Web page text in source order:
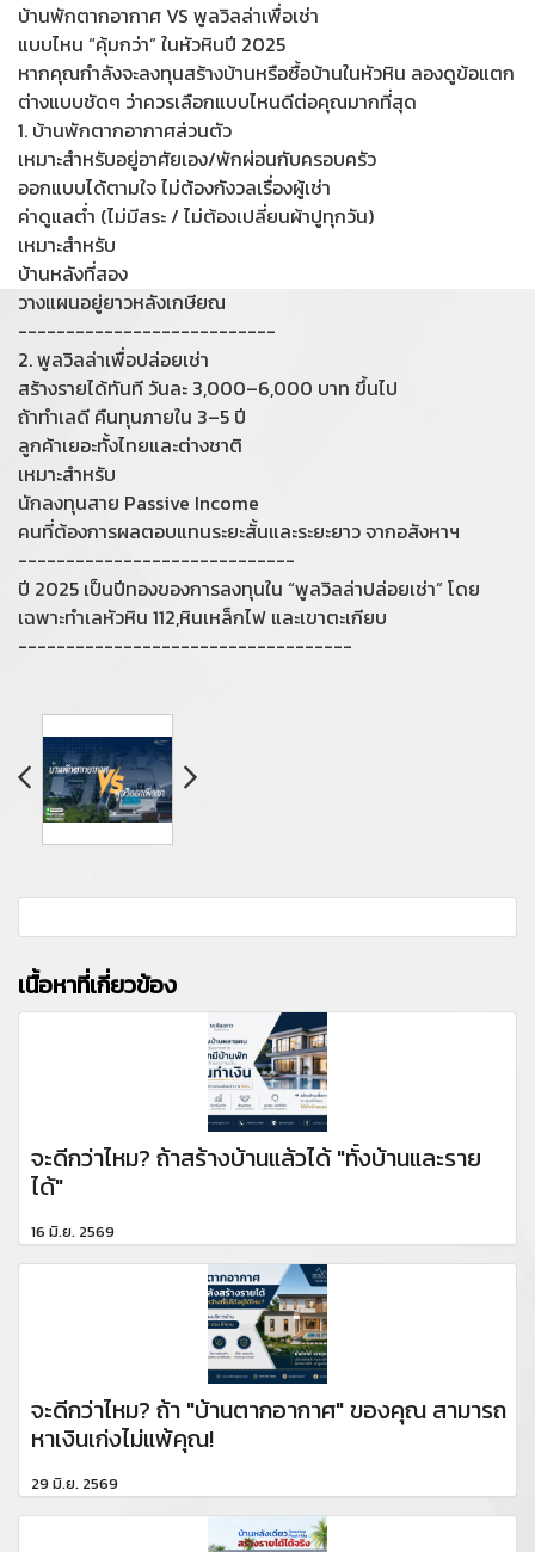
บ้านพักตากอากาศ VS พูลวิลล่าเพื่อเช่า
แบบไหน “คุ้มกว่า” ในหัวหินปี 2025
หากคุณกำลังจะลงทุนสร้างบ้านหรือซื้อบ้านในหัวหิน ลองดูข้อแตก
ต่างแบบชัดๆ ว่าควรเลือกแบบไหนดีต่อคุณมากที่สุด
1. บ้านพักตากอากาศส่วนตัว
เหมาะสำหรับอยู่อาศัยเอง/พักผ่อนกับครอบครัว
ออกแบบได้ตามใจ ไม่ต้องกังวลเรื่องผู้เช่า
ค่าดูแลต่ำ (ไม่มีสระ / ไม่ต้องเปลี่ยนผ้าปูทุกวัน)
เหมาะสำหรับ
บ้านหลังที่สอง
วางแผนอยู่ยาวหลังเกษียณ
---------------------------
2. พูลวิลล่าเพื่อปล่อยเช่า
สร้างรายได้ทันที วันละ 3,000–6,000 บาท ขึ้นไป
ถ้าทำเลดี คืนทุนภายใน 3–5 ปี
ลูกค้าเยอะทั้งไทยและต่างชาติ
เหมาะสำหรับ
นักลงทุนสาย Passive Income
คนที่ต้องการผลตอบแทนระยะสั้นและระยะยาว จากอสังหาฯ
-----------------------------
ปี 2025 เป็นปีทองของการลงทุนใน “พูลวิลล่าปล่อยเช่า” โดย
เฉพาะทำเลหัวหิน 112,หินเหล็กไฟ และเขาตะเกียบ
-----------------------------------
เนื้อหาที่เกี่ยวข้อง
จะดีกว่าไหม? ถ้าสร้างบ้านแล้วได้ "ทั้งบ้านและราย
ได้"
16 มิ.ย. 2569
จะดีกว่าไหม? ถ้า "บ้านตากอากาศ" ของคุณ สามารถ
หาเงินเก่งไม่แพ้คุณ!
29 มิ.ย. 2569